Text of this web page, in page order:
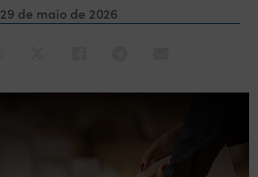
29 de maio de 2026